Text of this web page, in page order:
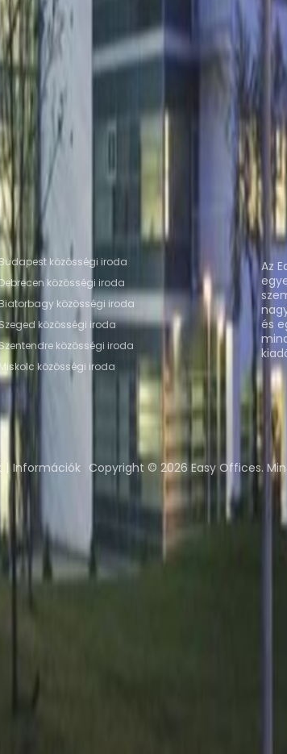
Budapest Irodahelyiség Miskolc
Közösségi Iroda Budapest Közösségi
Népszerű coworking irodák
Budapest közösségi iroda
közösségi iroda
közösségi iroda
Szeged közösségi iroda
közösségi iroda
Miskolc közösségi iroda
Az
és
Davinci Meeting Rooms
Információk Copyright © 2026 Easy Offices.